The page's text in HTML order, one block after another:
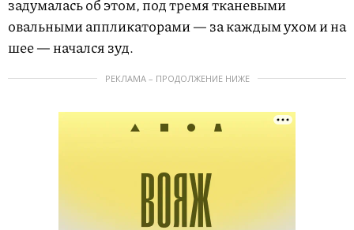
задумалась об этом, под тремя тканевыми
овальными аппликаторами — за каждым ухом и на
шее — начался зуд.
РЕКЛАМА – ПРОДОЛЖЕНИЕ НИЖЕ